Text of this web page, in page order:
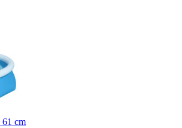
61 cm